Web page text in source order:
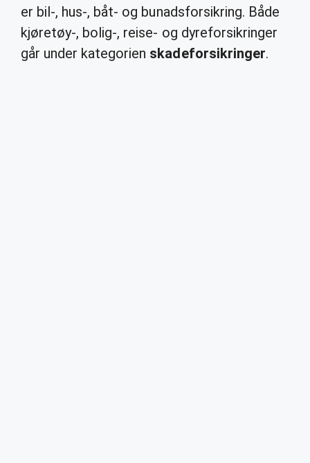
er bil-, hus-, båt- og bunadsforsikring. Både
kjøretøy-, bolig-, reise- og dyreforsikringer
går under kategorien skadeforsikringer.